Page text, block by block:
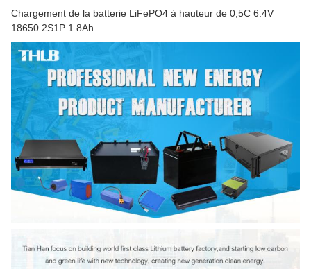
Chargement de la batterie LiFePO4 à hauteur de 0,5C 6.4V
18650 2S1P 1.8Ah